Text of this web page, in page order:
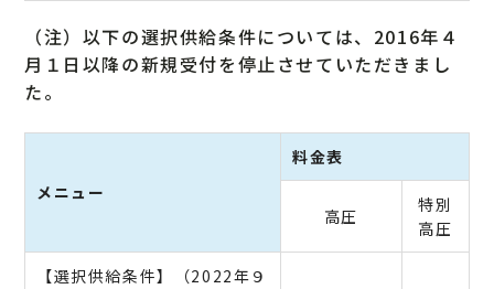
（注）以下の選択供給条件については、2016年４
月１日以降の新規受付を停止させていただきまし
た。
メニュー
料金表
高圧
特別
高圧
【選択供給条件】（2022年９